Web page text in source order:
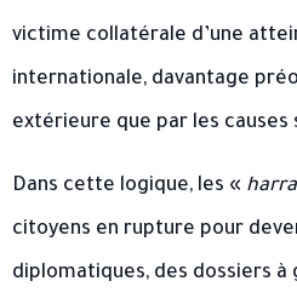
victime collatérale d’une
internationale, davantage
extérieure que par les
Dans cette logique, les «
citoyens en rupture pour
diplomatiques, des dossiers